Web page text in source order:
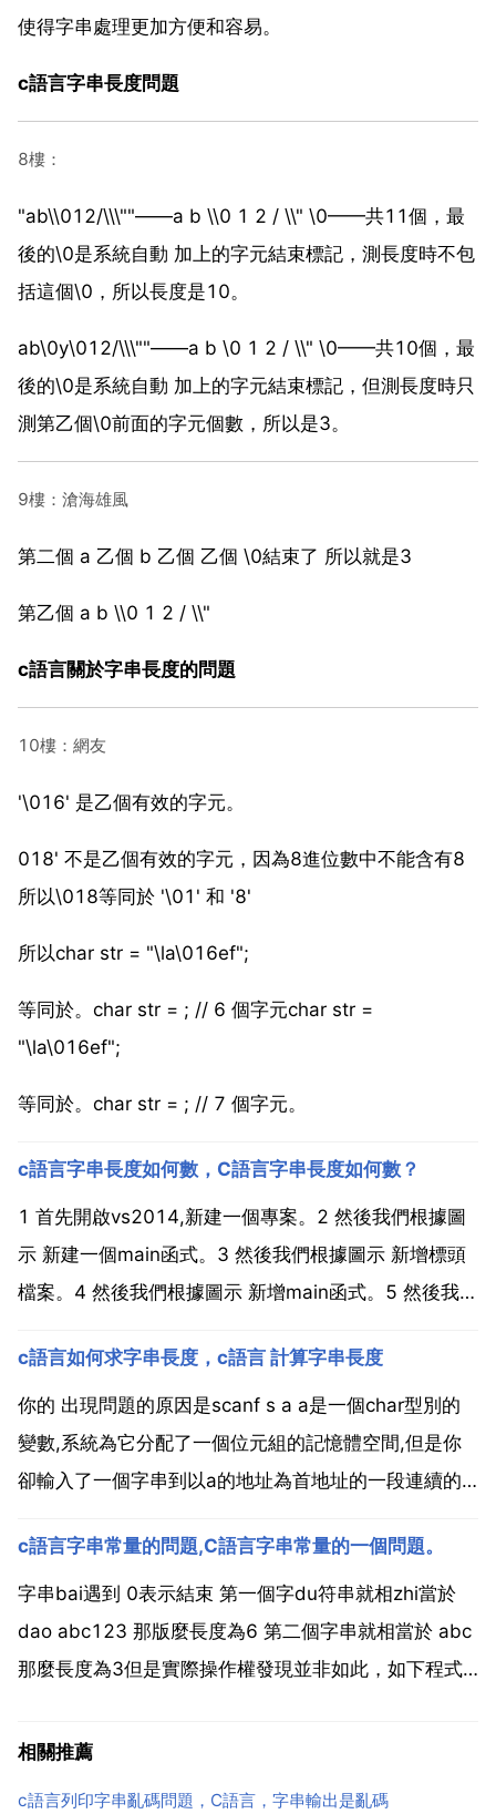
使得字串處理更加方便和容易。
c語言字串長度問題
8樓：
"ab\\012/\\\""——a b \\0 1 2 / \\" \0——共11個，最
後的\0是系統自動 加上的字元結束標記，測長度時不包
括這個\0，所以長度是10。
ab\0y\012/\\\""——a b \0 1 2 / \\" \0——共10個，最
後的\0是系統自動 加上的字元結束標記，但測長度時只
測第乙個\0前面的字元個數，所以是3。
9樓：滄海雄風
第二個 a 乙個 b 乙個 乙個 \0結束了 所以就是3
第乙個 a b \\0 1 2 / \\"
c語言關於字串長度的問題
10樓：網友
'\016' 是乙個有效的字元。
018' 不是乙個有效的字元，因為8進位數中不能含有8
所以\018等同於 '\01' 和 '8'
所以char str = "\la\016ef";
等同於。char str = ; // 6 個字元char str =
"\la\016ef";
等同於。char str = ; // 7 個字元。
c語言字串長度如何數，C語言字串長度如何數？
1 首先開啟vs2014,新建一個專案。2 然後我們根據圖
示 新建一個main函式。3 然後我們根據圖示 新增標頭
檔案。4 然後我們根據圖示 新增main函式。5 然後我們
char型別變數str。7 然後我們根據圖示 使用scanf給str
賦...
c語言如何求字串長度，c語言 計算字串長度
你的 出現問題的原因是scanf s a a是一個char型別的
變數,系統為它分配了一個位元組的記憶體空間,但是你
卻輸入了一個字串到以a的地址為首地址的一段連續的
不檢查越界錯誤,它會按正常的方法執行,然後程式統計
出長度,列印出來結果.但是返回...
c語言字串常量的問題,C語言字串常量的一個問題。
字串bai遇到 0表示結束 第一個字du符串就相zhi當於
dao abc123 那版麼長度為6 第二個字串就相當於 abc
那麼長度為3但是實際操作權發現並非如此，如下程式
c1 char c2 0x20...
相關推薦
c語言列印字串亂碼問題，C語言，字串輸出是亂碼